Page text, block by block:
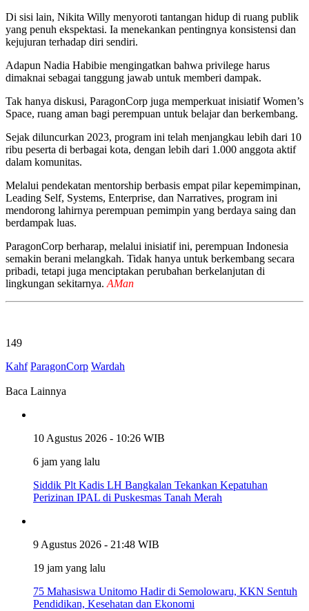
Di sisi lain, Nikita Willy menyoroti tantangan hidup di ruang publik
yang penuh ekspektasi. Ia menekankan pentingnya konsistensi dan
kejujuran terhadap diri sendiri.
Adapun Nadia Habibie mengingatkan bahwa privilege harus
dimaknai sebagai tanggung jawab untuk memberi dampak.
Tak hanya diskusi, ParagonCorp juga memperkuat inisiatif Women’s
Space, ruang aman bagi perempuan untuk belajar dan berkembang.
Sejak diluncurkan 2023, program ini telah menjangkau lebih dari 10
ribu peserta di berbagai kota, dengan lebih dari 1.000 anggota aktif
dalam komunitas.
Melalui pendekatan mentorship berbasis empat pilar kepemimpinan,
Leading Self, Systems, Enterprise, dan Narratives, program ini
mendorong lahirnya perempuan pemimpin yang berdaya saing dan
berdampak luas.
ParagonCorp berharap, melalui inisiatif ini, perempuan Indonesia
semakin berani melangkah. Tidak hanya untuk berkembang secara
pribadi, tetapi juga menciptakan perubahan berkelanjutan di
lingkungan sekitarnya. AMan
149
Kahf ParagonCorp Wardah
Baca Lainnya
10 Agustus 2026 - 10:26 WIB
6 jam yang lalu
Siddik Plt Kadis LH Bangkalan Tekankan Kepatuhan
Perizinan IPAL di Puskesmas Tanah Merah
9 Agustus 2026 - 21:48 WIB
19 jam yang lalu
75 Mahasiswa Unitomo Hadir di Semolowaru, KKN Sentuh
Pendidikan, Kesehatan dan Ekonomi